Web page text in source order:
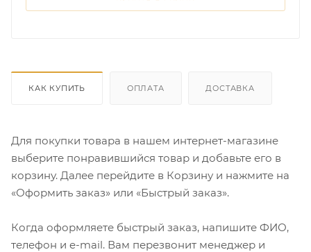
КАК КУПИТЬ ОПЛАТА ДОСТАВКА
Для покупки товара в нашем интернет-магазине
выберите понравившийся товар и добавьте его в
корзину. Далее перейдите в Корзину и нажмите на
«Оформить заказ» или «Быстрый заказ».
Когда оформляете быстрый заказ, напишите ФИО,
телефон и e-mail. Вам перезвонит менеджер и